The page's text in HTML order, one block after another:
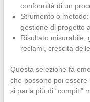
conformità di un
Strumento o
gestione di progetto
Risultato misurabile:
reclami, crescita
Questa selezione fa
che possono poi
si parla più di “compiti”